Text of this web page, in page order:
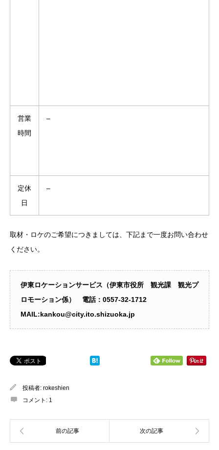
営業
時間
–
定休
日
–
取材・ロケのご希望につきましては、下記まで一度お問い合わせ
ください。
伊東ロケーションサービス（伊東市役所 観光課 観光プ
ロモーション係） 電話：0557‐32-1712
MAIL:kankou@city.ito.shizuoka.jp
投稿者: rokeshien
コメント: 1